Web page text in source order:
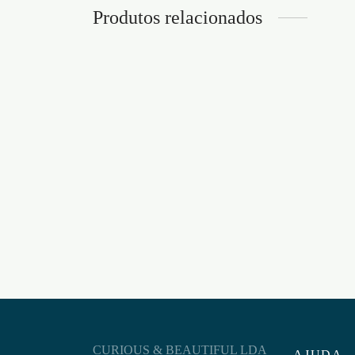
Produtos relacionados
CURIOUS & BEAUTIFUL LDA